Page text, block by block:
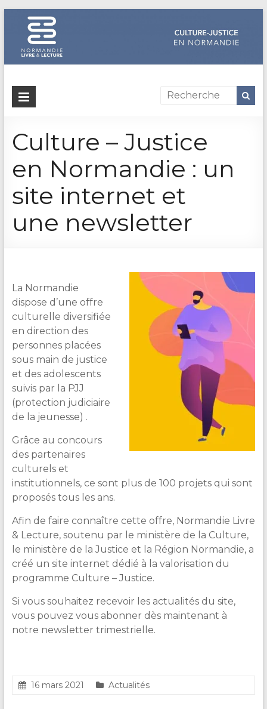
Dispositif
justice
en
Normandie
Un
de
Lecture
Culture – Justice
en Normandie : un
site internet et
une newsletter
La Normandie
dispose d’une offre
culturelle diversifiée
en direction des
personnes placées
sous main de justice
et des adolescents
suivis par la PJJ
(protection judiciaire
de la jeunesse) .
Grâce au concours
des partenaires
culturels et
institutionnels, ce sont plus de 100 projets qui sont
proposés tous les ans.
Afin de faire connaître cette offre, Normandie Livre
& Lecture, soutenu par le ministère de la Culture,
le ministère de la Justice et la Région Normandie, a
créé un site internet dédié à la valorisation du
programme Culture – Justice.
Si vous souhaitez recevoir les actualités du site,
vous pouvez vous abonner dès maintenant à
notre newsletter trimestrielle.
16 mars 2021 Actualités